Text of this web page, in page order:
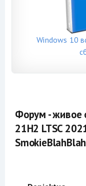
Windows 10
Форум - живое
21H2 LTSC